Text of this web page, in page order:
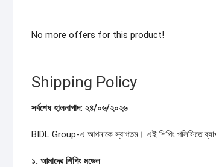
No more offers for this product!
Shipping Policy
সর্বশেষহালনাগাদ: ২৪/০৬/২০২৬
BIDL Group-এ আপনাকে স্বাগতম। এই শিপিং পলিসিতে
১. আমাদেরশিপিং মডেল